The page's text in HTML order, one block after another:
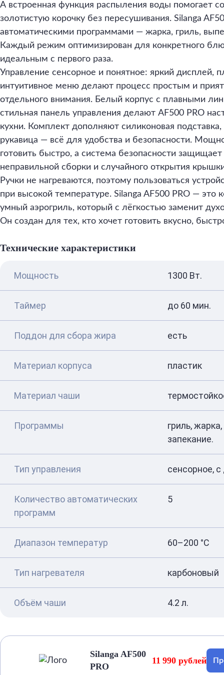
А встроенная функция распыления воды помогает
золотистую корочку без пересушивания. Silanga
автоматическими программами — жарка, гриль,
Каждый режим оптимизирован для конкретного
идеальным с первого раза.
Управление сенсорное и понятное: яркий дисплей,
интуитивное меню делают процесс простым и
отдельного внимания. Белый корпус с плавными
стильная панель управления делают AF500 PRO
кухни. Комплект дополняют силиконовая
рукавица — всё для удобства и безопасности.
готовить быстро, а система безопасности защищает
неправильной сборки и случайного открытия
Ручки не нагреваются, поэтому пользоваться
при высокой температуре. Silanga AF500 PRO —
умный аэрогриль, который с лёгкостью заменит
Он создан для тех, кто хочет готовить вкусно,
Технические характеристики
Мощность 1300 Вт.
Таймер до 60 мин.
Поддон для сбора жира есть
Материал корпуса пластик
Материал чаши
Программы
гриль,
запекание.
Тип управления сенсорное,
Количество автоматических
программ
5
Диапазон температур 60–200 °C
Тип нагревателя карбоновый
Объём чаши 4.2 л.
Silanga AF500
PRO
11 990 рублей